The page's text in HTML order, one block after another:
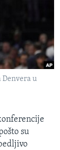
Denvera u
su